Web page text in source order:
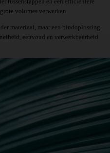
volumes verwerken.
materiaal, maar een bindoplossing
eenvoud en verwerkbaarheid